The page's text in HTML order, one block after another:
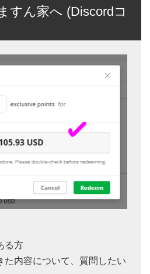
すん家へ (Discordコ
る方
た内容について、質問したい